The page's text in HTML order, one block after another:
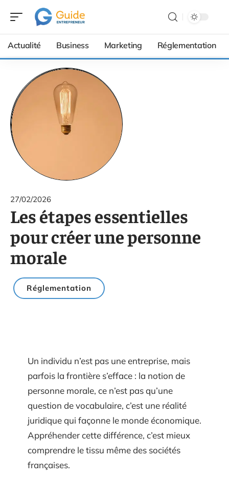
Actualité Business Marketing Réglementation
27/02/2026
Les étapes essentielles
pour créer une personne
morale
Réglementation
Un individu n’est pas une entreprise, mais
parfois la frontière s’efface : la notion de
personne morale, ce n’est pas qu’une
question de vocabulaire, c’est une réalité
juridique qui façonne le monde économique.
Appréhender cette différence, c’est mieux
comprendre le tissu même des sociétés
françaises.